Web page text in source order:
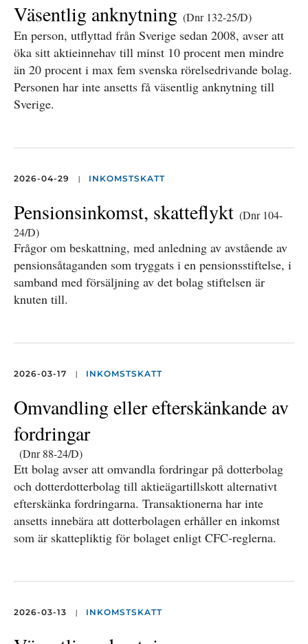
Väsentlig anknytning (Dnr 132-25/D)
En person, utflyttad från Sverige sedan 2008, avser att
öka sitt aktieinnehav till minst 10 procent men mindre
än 20 procent i max fem svenska rörelsedrivande bolag.
Personen har inte ansetts få väsentlig anknytning till
Sverige.
2026-04-29 | INKOMSTSKATT
Pensionsinkomst, skatteflykt (Dnr 104-
24/D)
Frågor om beskattning, med anledning av avstående av
pensionsåtaganden som tryggats i en pensionsstiftelse, i
samband med försäljning av det bolag stiftelsen är
knuten till.
2026-03-17 | INKOMSTSKATT
Omvandling eller efterskänkande av
fordringar
(Dnr 88-24/D)
Ett bolag avser att omvandla fordringar på dotterbolag
och dotterdotterbolag till aktieägartillskott alternativt
efterskänka fordringarna. Transaktionerna har inte
ansetts innebära att dotterbolagen erhåller en inkomst
som är skattepliktig för bolaget enligt CFC-reglerna.
2026-03-13 | INKOMSTSKATT